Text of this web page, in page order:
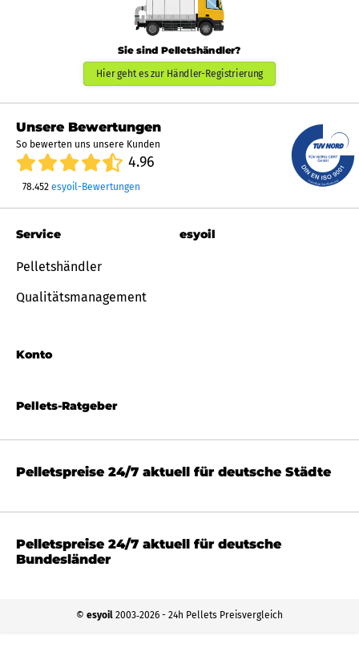
Sie sind Pelletshändler?
Hier geht es zur Händler-Registrierung
Unsere Bewertungen
So bewerten uns unsere Kunden
4.96
78.452 esyoil-Bewertungen
Pellets-Ratgeber
Service
Pelletshändler
Qualitätsmanagement
Konto
esyoil
Pelletspreise 24/7 aktuell für deutsche Städte
Pelletspreise 24/7 aktuell für deutsche
Bundesländer
© esyoil 2003‐2026 - 24h Pellets Preisvergleich